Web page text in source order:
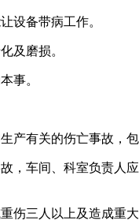
设备带病工作。
及磨损。
事。
产有关的伤亡事故，
，车间、科室负责人
伤三人以上及造成重